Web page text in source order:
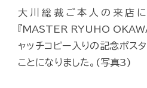
大川総裁ご本人の来店
『MASTER RYUHO
ャッチコピー入りの記念ポス
ことになりました。(写真3)